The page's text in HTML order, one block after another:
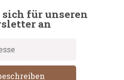
sich für unseren
an